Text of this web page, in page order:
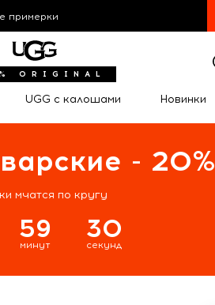
примерки
ORIGINAL
UGG с калошами Новинки
- 20%
мчатся по кругу
59
минут
29
секунд